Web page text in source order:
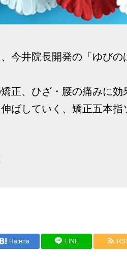
今井院長開発の「ゆび
正、ひざ・腰の痛みに
ばしていく、矯正五本
Hatena LINE